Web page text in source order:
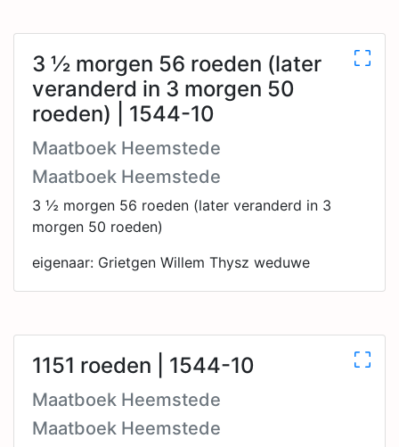
3 ½ morgen 56 roeden (later
veranderd in 3 morgen 50
roeden) | 1544-10
Maatboek Heemstede
Maatboek Heemstede
3 ½ morgen 56 roeden (later veranderd in 3
morgen 50 roeden)
eigenaar: Grietgen Willem Thysz weduwe
1151 roeden | 1544-10
Maatboek Heemstede
Maatboek Heemstede